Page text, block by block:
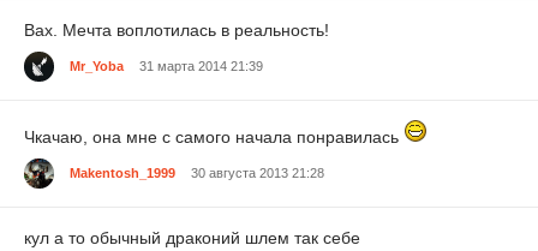
Вах. Мечта воплотилась в реальность!
Mr_Yoba 31 марта 2014 21:39
Чкачаю, она мне с самого начала понравилась
Makentosh_1999 30 августа 2013 21:28
кул а то обычный драконий шлем так себе